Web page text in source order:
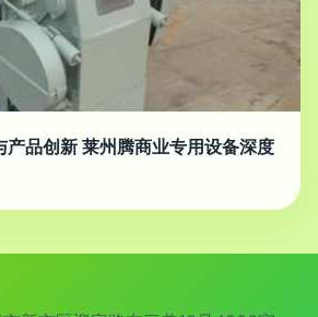
产品创新 莱州腾商业专用设备深度